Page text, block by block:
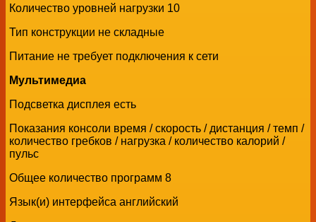
Количество уровней нагрузки 10
Тип конструкции не складные
Питание не требует подключения к сети
Мультимедиа
Подсветка дисплея есть
Показания консоли время / скорость / дистанция / темп /
количество гребков / нагрузка / количество калорий /
пульс
Общее количество программ 8
Язык(и) интерфейса английский